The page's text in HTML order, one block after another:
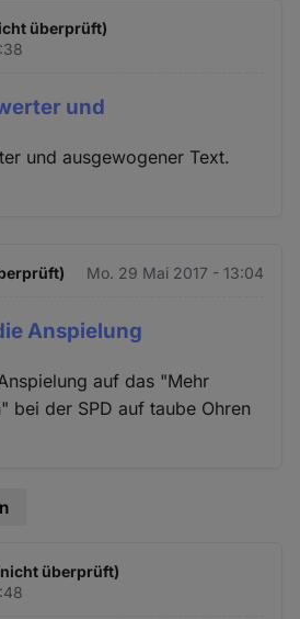
überprüft)
und
und ausgewogener Text.
Mo. 29 Mai 2017 - 13:04
Anspielung
auf das "Mehr
bei der SPD auf taube Ohren
überprüft)